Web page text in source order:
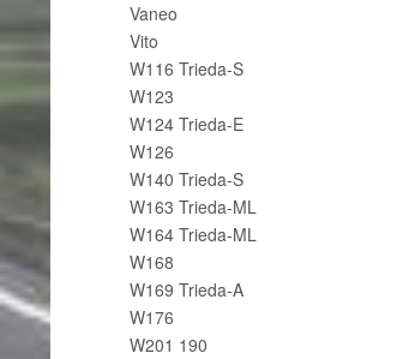
Vaneo
Vito
W116 Trieda-S
W123
W124 Trieda-E
W126
W140 Trieda-S
W163 Trieda-ML
W164 Trieda-ML
W168
W169 Trieda-A
W176
W201 190